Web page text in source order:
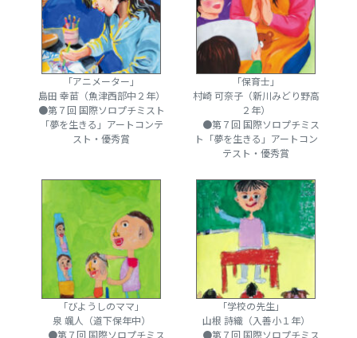
「アニメーター」
島田 幸苗（魚津西部中２年）
●第７回 国際ソロプチミスト
「夢を生きる」アートコンテ
スト・優秀賞
「保育士」
村崎 可奈子（新川みどり野高
２年）
●第７回 国際ソロプチミス
ト「夢を生きる」アートコン
テスト・優秀賞
「びようしのママ」
泉 颯人（道下保年中）
●第７回 国際ソロプチミス
「学校の先生」
山根 詩織（入善小１年）
●第７回 国際ソロプチミス